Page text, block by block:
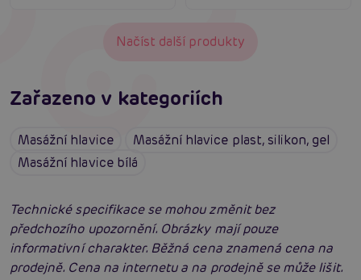
Načíst další produkty
Zařazeno v kategoriích
Masážní hlavice
Masážní hlavice plast, silikon, gel
Masážní hlavice bílá
Technické specifikace se mohou změnit bez
předchozího upozornění. Obrázky mají pouze
informativní charakter. Běžná cena znamená cena na
prodejně. Cena na internetu a na prodejně se může lišit.